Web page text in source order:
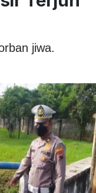
jiwa.